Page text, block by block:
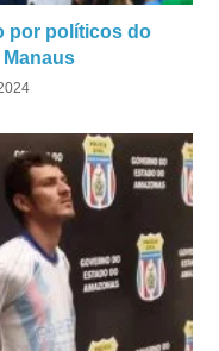
por políticos do